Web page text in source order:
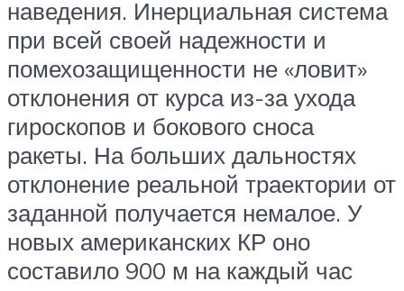
наведения. Инерциальная система
при всей своей надежности и
помехозащищенности не «ловит»
отклонения от курса из-за ухода
гироскопов и бокового сноса
ракеты. На больших дальностях
отклонение реальной траектории от
заданной получается немалое. У
новых американских КР оно
составило 900 м на каждый час